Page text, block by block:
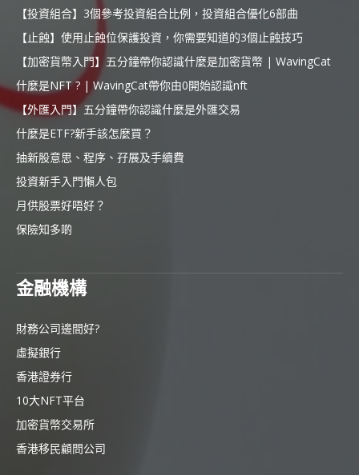
【投資組合】3個參考投資組合比例，投資組合優化6部曲
【止蝕】使用止蝕位保護投資，你需要知道的3個止蝕技巧
【加密貨幣入門】五分鐘帶你認識什麼是加密貨幣 | WavingCat
什麼是NFT ? | WavingCat帶你由0開始認識nft
【外匯入門】五分鐘帶你認識什麼是外匯交易
什麼是ETF?新手該怎麼買？
抽新股意思、程序、孖展及手續費
投資新手入門懶人包
月供股票好唔好？
保險知多啲
金融機構
財務公司邊間好?
虛擬銀行
香港證券行
10大NFT平台
加密貨幣交易所
香港移民顧問公司